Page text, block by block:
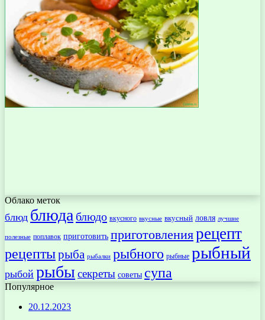
Облако меток
блюд блюда блюдо вкусного вкусные вкусный ловля лучшие
полезные поплавок приготовить приготовлениярецепт
рецептырыба рыбалки рыбного рыбные рыбный
рыбой рыбысекреты советы супа
Популярное
20.12.2023